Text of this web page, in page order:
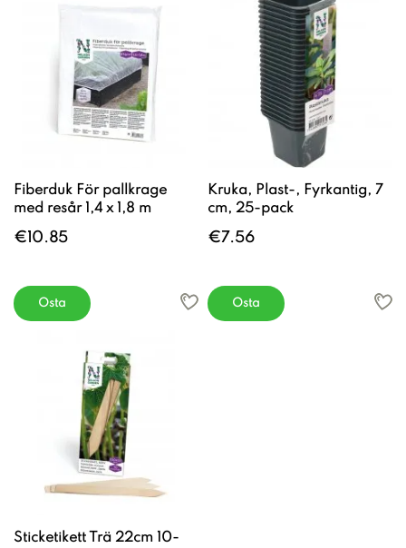
Fiberduk För pallkrage
med resår 1,4 x 1,8 m
€10.85
Osta
Kruka, Plast-, Fyrkantig, 7
cm, 25-pack
€7.56
Osta
Sticketikett Trä 22cm 10-